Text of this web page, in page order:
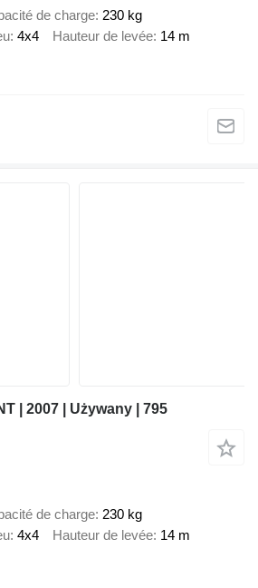
de charge 230 kg
4x4 Hauteur de levée 14 m
| 2007 | Używany | 795
de charge 230 kg
4x4 Hauteur de levée 14 m